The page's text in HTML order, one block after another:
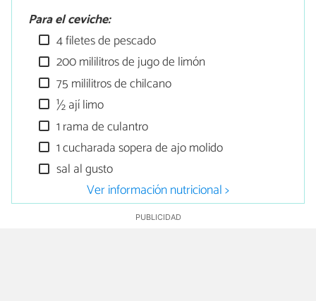
Para el ceviche:
4 filetes de pescado
200 mililitros de jugo de limón
75 mililitros de chilcano
½ ají limo
1 rama de culantro
1 cucharada sopera de ajo molido
sal al gusto
Ver información nutricional >